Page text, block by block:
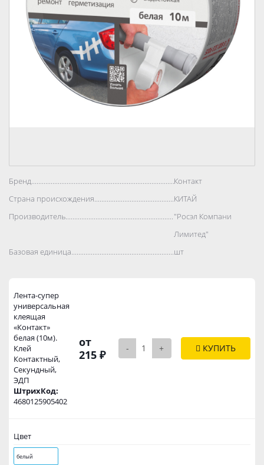
Бренд..................................................................................Контакт
Страна происхождения..................................................................................
КИТАЙ
Производитель..................................................................................
"Росэл Компани
Лимитед"
Базовая единица..................................................................................
шт
Лента-супер
универсальная
клеящая
«Контакт»
белая (10м).
Клей
Контактный,
Секундный,
ЭДП
ШтрихКод:
4680125905402
от
215 ₽
- + КУПИТЬ
Цвет
белый